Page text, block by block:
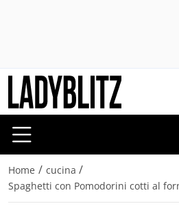
Home / cucina /
Spaghetti con Pomodorini cotti al